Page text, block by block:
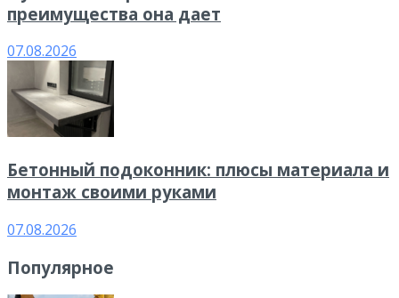
преимущества она дает
07.08.2026
Бетонный подоконник: плюсы материала и
монтаж своими руками
07.08.2026
Популярное